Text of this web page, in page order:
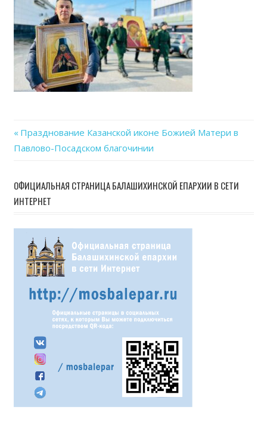
Навигация
записям
Previous
Post:
Празднование Казанской иконе Божией Матери в
Павлово-Посадском благочинии
ОФИЦИАЛЬНАЯ СТРАНИЦА БАЛАШИХИНСКОЙ ЕПАРХИИ В СЕТИ
ИНТЕРНЕТ